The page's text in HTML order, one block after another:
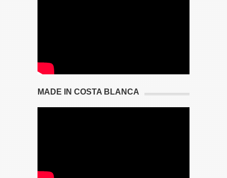
MADE IN COSTA BLANCA